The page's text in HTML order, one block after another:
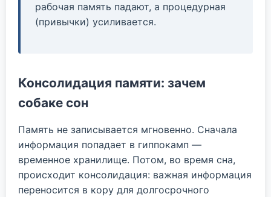
рабочая память падают, а процедурная
(привычки) усиливается.
Консолидация памяти: зачем
собаке сон
Память не записывается мгновенно. Сначала
информация попадает в гиппокамп —
временное хранилище. Потом, во время сна,
происходит консолидация: важная информация
переносится в кору для долгосрочного